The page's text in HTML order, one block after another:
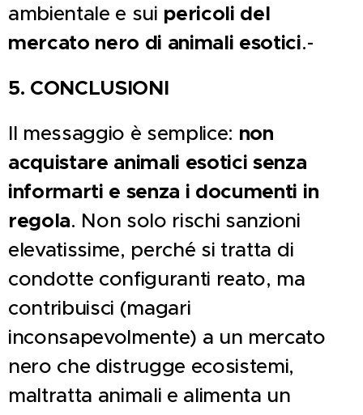
ambientale e sui pericoli del
mercato nero di animali esotici.-
5. CONCLUSIONI
Il messaggio è semplice: non
acquistare animali esotici senza
informarti e senza i documenti in
regola. Non solo rischi sanzioni
elevatissime, perché si tratta di
condotte configuranti reato, ma
contribuisci (magari
inconsapevolmente) a un mercato
nero che distrugge ecosistemi,
maltratta animali e alimenta un